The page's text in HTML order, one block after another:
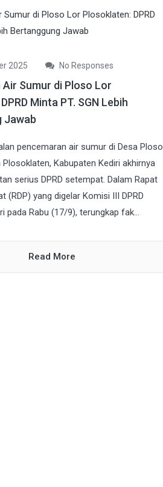
2025 No Responses
Sumur di Ploso Lor
Minta PT. SGN Lebih
Jawab
pencemaran air sumur di Desa Ploso
Kabupaten Kediri akhirnya
serius DPRD setempat. Dalam Rapat
(RDP) yang digelar Komisi III DPRD
pada Rabu (17/9), terungkap fak...
Read More